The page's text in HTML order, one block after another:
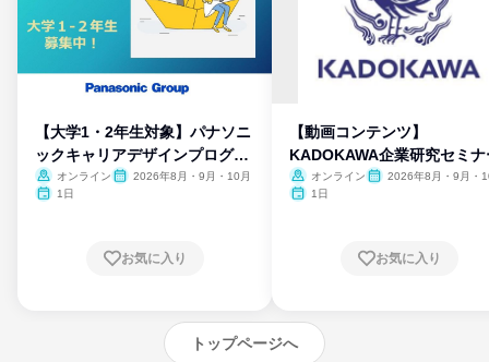
【大学1・2年生対象】パナソニ
ックキャリアデザインプログラ
ム
オンライン
2026年8月・9月・10月
1日
お気に入り
【動画コンテンツ】
KADOKAWA企業研究セミナ
オンライン
2026年8月・9月・
1日
お気に入り
トップページへ